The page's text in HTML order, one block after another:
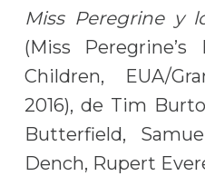
Miss Peregrine y
(Miss
Children, EUA/
2016), de Tim
Butterfield,
Dench, Rupert